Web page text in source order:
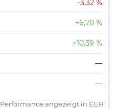
-3,32 %
+6,70 %
+10,39 %
—
—
Performance angezeigt in EUR